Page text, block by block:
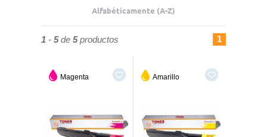
Alfabéticamente (A-Z)
1 - 5de 5productos 1
Magenta Amarillo